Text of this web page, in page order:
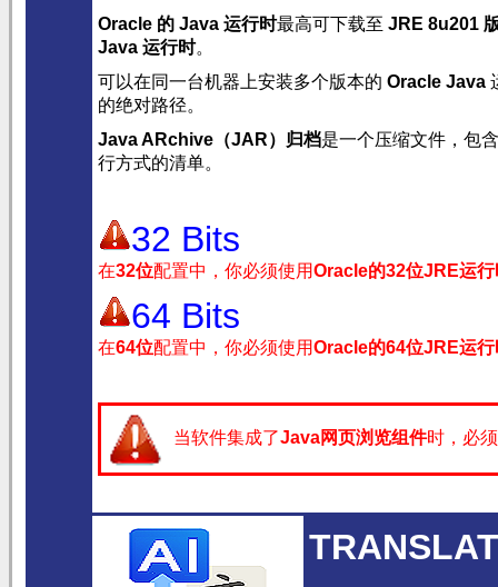
Oracle 的 Java 运行时最高可下载至 JRE 8u201
Java 运行时。
可以在同一台机器上安装多个版本的 Oracle Java
的绝对路径。
Java ARchive（JAR）归档是一个压缩文件，包
行方式的清单。
32 Bits
在32位配置中，你必须使用Oracle的32位JRE运行
64 Bits
在64位配置中，你必须使用Oracle的64位JRE运行
当软件集成了Java网页浏览组件时，必